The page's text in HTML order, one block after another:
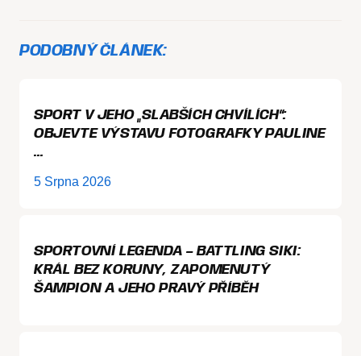
PODOBNÝ ČLÁNEK:
SPORT V JEHO „SLABŠÍCH CHVÍLÍCH“:
OBJEVTE VÝSTAVU FOTOGRAFKY PAULINE
…
5 Srpna 2026
SPORTOVNÍ LEGENDA – BATTLING SIKI:
KRÁL BEZ KORUNY, ZAPOMENUTÝ
ŠAMPION A JEHO PRAVÝ PŘÍBĚH